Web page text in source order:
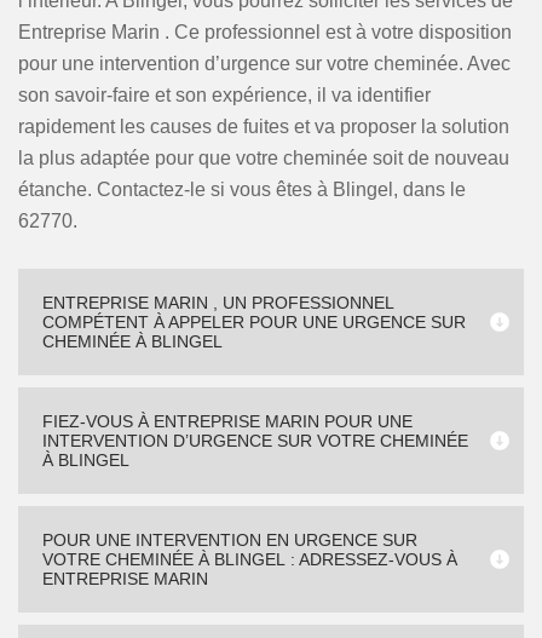
Entreprise Marin . Ce professionnel est à votre disposition
pour une intervention d’urgence sur votre cheminée. Avec
son savoir-faire et son expérience, il va identifier
rapidement les causes de fuites et va proposer la solution
la plus adaptée pour que votre cheminée soit de nouveau
étanche. Contactez-le si vous êtes à Blingel, dans le
62770.
ENTREPRISE MARIN , UN PROFESSIONNEL
COMPÉTENT À APPELER POUR UNE URGENCE SUR
CHEMINÉE À BLINGEL
FIEZ-VOUS À ENTREPRISE MARIN POUR UNE
INTERVENTION D’URGENCE SUR VOTRE CHEMINÉE
À BLINGEL
POUR UNE INTERVENTION EN URGENCE SUR
VOTRE CHEMINÉE À BLINGEL : ADRESSEZ-VOUS À
ENTREPRISE MARIN